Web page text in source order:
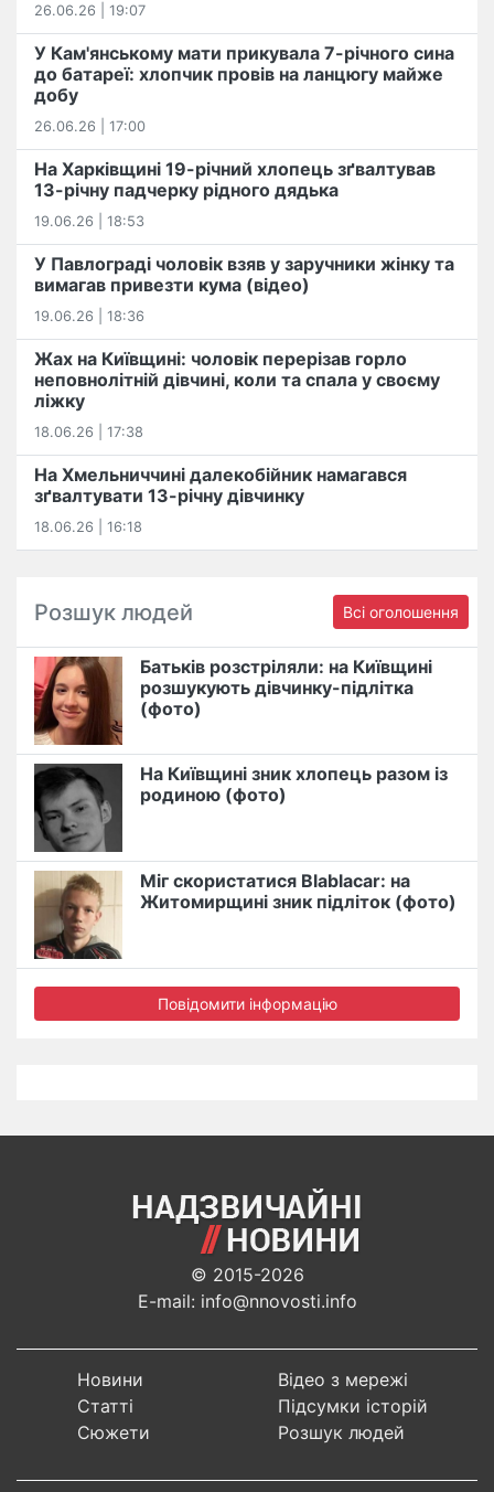
26.06.26 | 19:07
У Кам'янському мати прикувала 7-річного сина
до батареї: хлопчик провів на ланцюгу майже
добу
26.06.26 | 17:00
На Харківщині 19-річний хлопець​ ️зґвалтував
13-річну падчерку рідного дядька
19.06.26 | 18:53
У Павлограді чоловік взяв у заручники жінку та
вимагав привезти кума (відео)
19.06.26 | 18:36
Жах на Київщині: чоловік перерізав горло
неповнолітній дівчині, коли та спала у своєму
ліжку
18.06.26 | 17:38
На Хмельниччині далекобійник намагався
зґвалтувати 13-річну дівчинку
18.06.26 | 16:18
Розшук людей Всі оголошення
Батьків розстріляли: на Київщині
розшукують дівчинку-підлітка
(фото)
На Київщині зник хлопець разом із
родиною (фото)
Міг скористатися Blablacar: на
Житомирщині зник підліток (фото)
Повідомити інформацію
© 2015-2026
E-mail: info@nnovosti.info
Новини
Статті
Сюжети
Відео з мережі
Підсумки історій
Розшук людей